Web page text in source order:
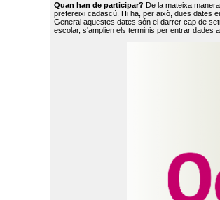
Quan han de participar? De la mateixa
prefereixi cadascú. Hi ha, per això, dues dates
General aquestes dates són el darrer cap de
escolar, s'amplien els terminis per entrar dades